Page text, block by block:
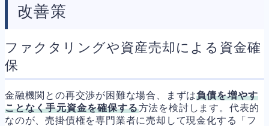
改善策
ファクタリングや資産売却による資金確
保
金融機関との再交渉が困難な場合、まずは負債を増やす
ことなく手元資金を確保する方法を検討します。代表的
なのが、売掛債権を専門業者に売却して現金化する「フ